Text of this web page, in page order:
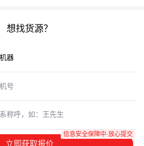
想找货源？
立即获取报价
信息安全保障中·放心提交